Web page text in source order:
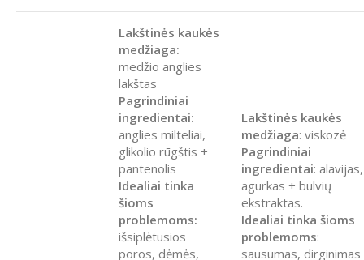
Lakštinės kaukės
medžiaga:
medžio anglies
lakštas
Pagrindiniai
ingredientai:
anglies milteliai,
glikolio rūgštis +
pantenolis
Idealiai tinka
šioms
problemoms:
išsiplėtusios
poros, dėmės,
Lakštinės kaukės
medžiaga: viskozė
Pagrindiniai
ingredientai: alavijas,
agurkas + bulvių
ekstraktas.
Idealiai tinka šioms
problemoms:
sausumas, dirginimas